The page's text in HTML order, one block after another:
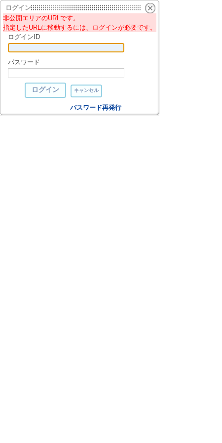
ログイン
非公開エリアのURLです。
指定したURLに移動するには、ログインが必要です。
ログインID
パスワード
パスワード再発行